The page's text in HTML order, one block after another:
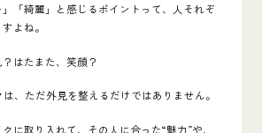
「綺麗」と感じるポイントって、人それぞ
よね。
はたまた、笑顔？
は、ただ外見を整えるだけではありません。
に取り入れて、その人に合った“魅力”や、